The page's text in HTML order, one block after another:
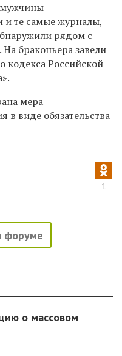
мужчины
и те самые журналы,
рядом с
браконьера завели
кодекса Российской
мера
в виде обязательства
1
форуме
о массовом